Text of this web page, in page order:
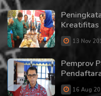
13 Nov
Pemprov
16 Aug